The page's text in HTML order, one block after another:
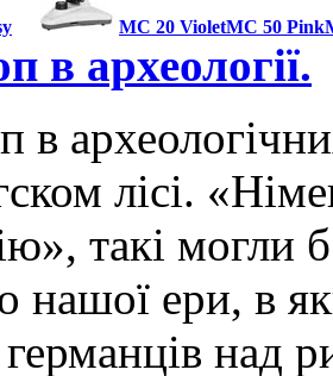
MC 20 VioletMC 50 Pink
в археології.
в
лісі.
такі могли
нашої ери, в
над